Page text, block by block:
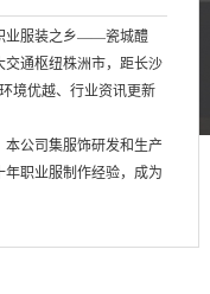
业服装之乡——瓷城醴
交通枢纽株洲市，距长沙
境优越、行业资讯更新
公司集服饰研发和生产
职业服制作经验，成为